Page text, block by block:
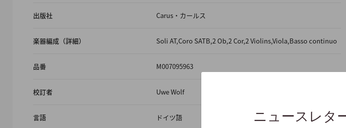
ニュースレタ
出版社 Carus・カールス
楽器編成（詳細） Soli AT,Coro SATB,2 Ob,2 Cor,2 Violins,Viola,Basso continuo
品番 M007095963
校訂者 Uwe Wolf
言語 ドイツ語